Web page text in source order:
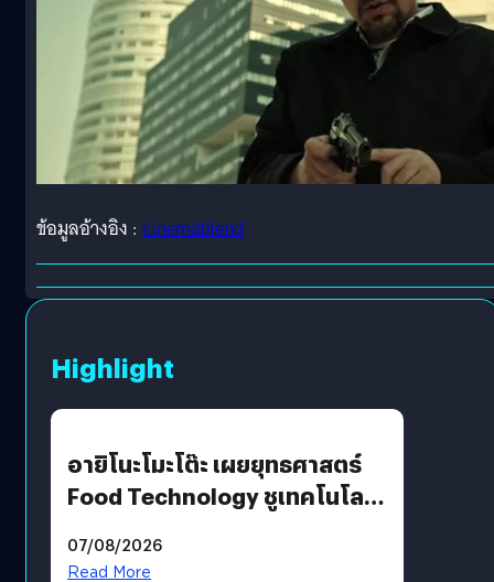
ข้อมูลอ้างอิง : cinemablend
Highlight
อายิโนะโมะโต๊ะ เผยยุทธศาสตร์
Food Technology ชูเทคโนโลยี
บริโภคและ B2B
07/08/2026
Read More